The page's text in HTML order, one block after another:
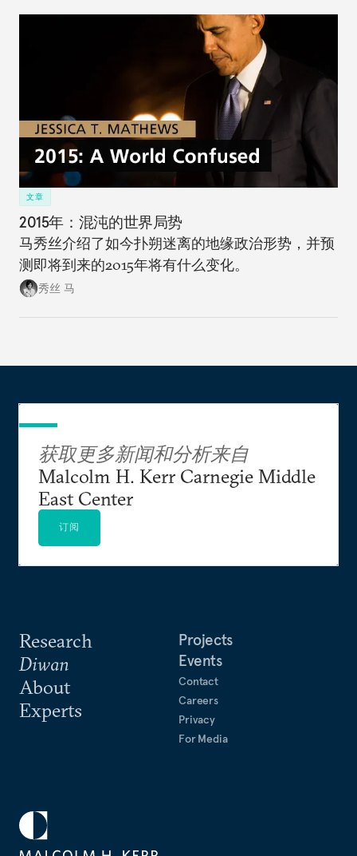
文章
2015年：混沌的世界局势
马秀丝介绍了如今扑朔迷离的地缘政治形势，并预
测即将到来的2015年将有什么变化。
秀丝 马
Research
Diwan
About
Experts
Projects
Events
Contact
Careers
Privacy
For Media
获取更多新闻和分析来自
Malcolm H. Kerr Carnegie Middle
East Center
订阅